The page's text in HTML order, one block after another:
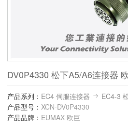
DV0P4330 松下A5/A6连接器
产品系列： EC4 伺服连接器
EC4-3
产品型号： XCN-DV0P4330
产品品牌： EUMAX 欧巨